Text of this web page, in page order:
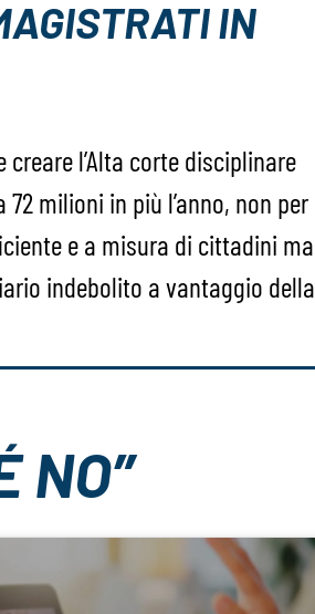
IN
creare l’Alta corte disciplinare
milioni in più l’anno, non per
e a misura di cittadini ma
indebolito a vantaggio della
NO”